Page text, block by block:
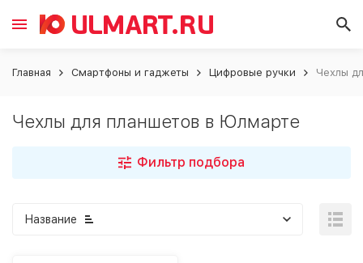
Главная Смартфоны и гаджеты Цифровые ручки Чехлы
Чехлы для планшетов в Юлмарте
Фильтр подбора
Название